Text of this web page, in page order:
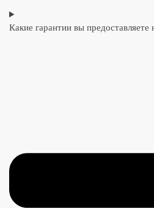
Какие гарантии вы предоставляете